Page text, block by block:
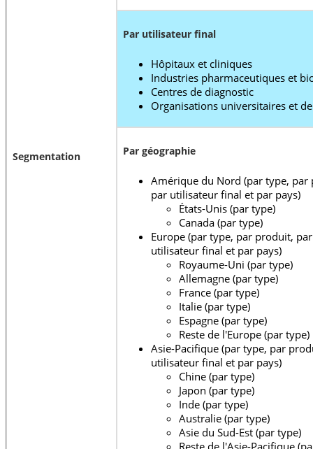
Segmentation
Par utilisateur final
Hôpitaux et cliniques
Industries pharmaceutiques et
Centres de diagnostic
Organisations universitaires et
Par géographie
Amérique du Nord (par type,
par utilisateur final et par pays)
États-Unis (par type)
Canada (par type)
Europe (par type, par produit,
utilisateur final et par pays)
Royaume-Uni (par type)
Allemagne (par type)
France (par type)
Italie (par type)
Espagne (par type)
Reste de l'Europe (par type)
Asie-Pacifique (par type, par
utilisateur final et par pays)
Chine (par type)
Japon (par type)
Inde (par type)
Australie (par type)
Asie du Sud-Est (par type)
Reste de l'Asie-Pacifique